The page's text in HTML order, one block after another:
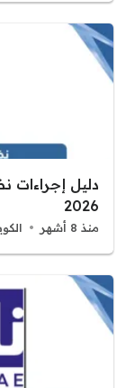
دليل إجراءات
2026
منذ 8 أشهر